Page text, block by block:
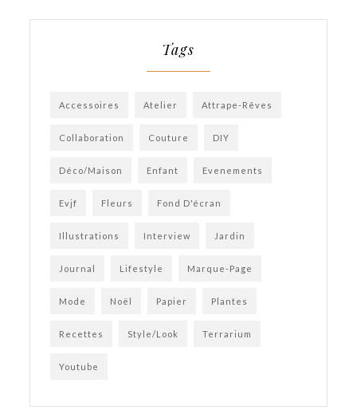
Tags
Accessoires Atelier Attrape-Rêves
Collaboration Couture DIY
Déco/Maison Enfant Evenements
Evjf Fleurs Fond D'écran
Illustrations Interview Jardin
Journal Lifestyle Marque-Page
Mode Noël Papier Plantes
Recettes Style/Look Terrarium
Youtube